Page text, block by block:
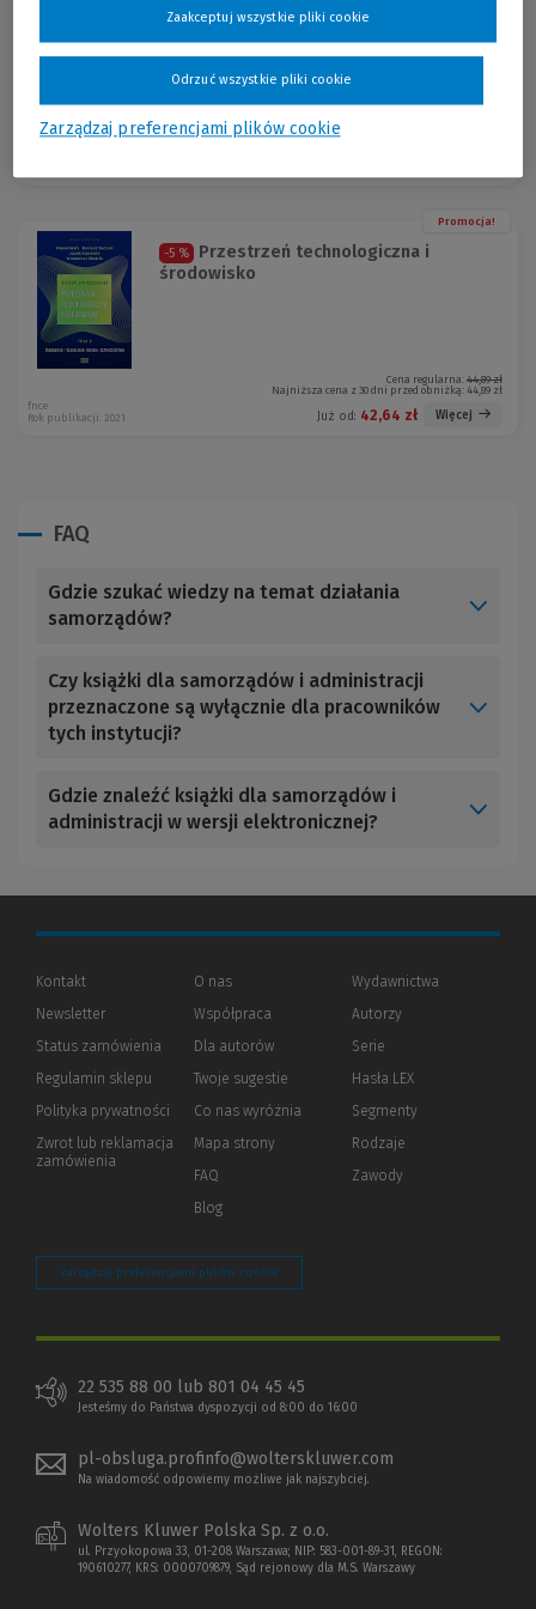
ekonomii
Elżbirta Gąsiorowska, Katarzyna Szymańska
Najniższa cena z 30 dni przed obniżką:
Promocja!
-5 %
Przestrzeń technologiczna i
środowisko
Cena regularna: 44,89 zł
Najniższa cena z 30 dni przed obniżką: 44,89 zł
Już od: 42,64 zł Więcej
fnce
Rok publikacji: 2021
FAQ
Gdzie szukać wiedzy na temat działania
samorządów?
Czy książki dla samorządów i administracji
przeznaczone są wyłącznie dla pracowników
tych instytucji?
Gdzie znaleźć książki dla samorządów i
administracji w wersji elektronicznej?
Kontakt
Newsletter
Status zamówienia
Regulamin sklepu
Polityka prywatności (Nowe
(Link
innej
Zwrot lub reklamacja
zamówienia
O nas
Współpraca
Dla autorów(Nowe
(Link
innej
strony)
Twoje sugestie
Co nas wyróżnia
Mapa strony
FAQ
Blog
Wydawnictwa
Autorzy
Serie
Hasła LEX
Segmenty
Rodzaje
Zawody
Zarządzaj preferencjami plików cookie
22 535 88 00 lub 801 04 45 45
Jesteśmy do Państwa dyspozycji od 8:00 do 16:00
pl-obsluga.profinfo@wolterskluwer.com
Na wiadomość odpowiemy możliwe jak najszybciej.
Wolters Kluwer Polska Sp. z o.o.
ul. Przyokopowa 33, 01-208 Warszawa; NIP: 583-001-89-31, REGON:
190610277, KRS: 0000709879, Sąd rejonowy dla M.S. Warszawy
Zarządzaj preferencjami plików cookie
Odrzuć wszystkie pliki cookie
Zaakceptuj wszystkie pliki cookie